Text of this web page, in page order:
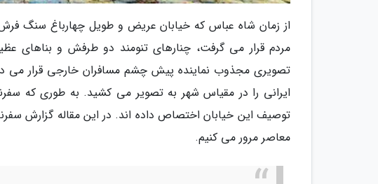
از زمان شاه عباس که خیابان عریض و طویل چهارباغ سنگ
مردم قرار می گرفت، چنارهای تنومند دو طرفش و بناهای
تصویری مجذوب نماینده پیش چشم مسافران خارجی قرار می
ایرانی را در مقیاس شهر به تصویر می کشید. به طوری که
توصیف این خیابان اختصاص داده اند. در این مقاله گزارش
معاصر مرور می کنیم.